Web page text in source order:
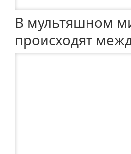
В мультяшном
происходят